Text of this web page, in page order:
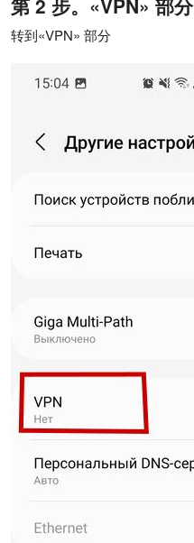
第 2 步。«VPN» 部分
转到«VPN» 部分